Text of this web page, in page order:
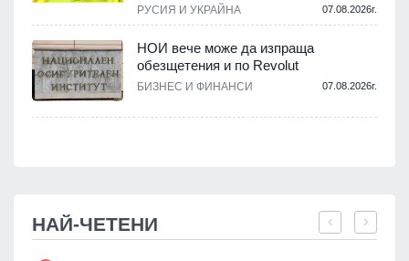
РУСИЯ И УКРАЙНА 07.08.2026г.
НОИ вече може да изпраща
обезщетения и по Revolut
БИЗНЕС И ФИНАНСИ 07.08.2026г.
НАЙ-ЧЕТЕНИ